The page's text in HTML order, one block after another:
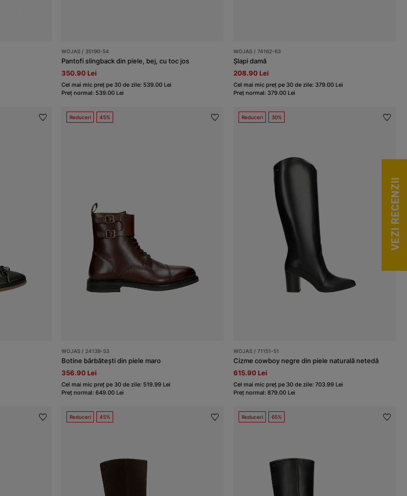
WOJAS / 35190-54
Pantofi slingback din piele, bej, cu toc jos
350.90 Lei
Cel mai mic preț pe 30 de zile: 539.00 Lei
Preț normal: 539.00 Lei
WOJAS / 74162-63
Șlapi damă
208.90 Lei
Cel mai mic preț pe 30 de zile: 379.00 Lei
Preț normal: 379.00 Lei
Reduceri 45%
WOJAS / 24139-53
Botine bărbătești din piele maro
356.90 Lei
Cel mai mic preț pe 30 de zile: 519.99 Lei
Preț normal: 649.00 Lei
Reduceri 30%
WOJAS / 71151-51
Cizme cowboy negre din piele naturală netedă
615.90 Lei
Cel mai mic preț pe 30 de zile: 703.99 Lei
Preț normal: 879.00 Lei
Reduceri 45% Reduceri 65%
VEZI RECENZII